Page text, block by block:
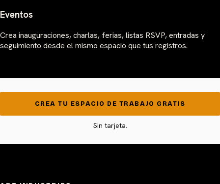
Eventos
Crea inauguraciones, charlas, ferias, listas RSVP, entradas y
seguimiento desde el mismo espacio que tus registros.
CREA TU ESPACIO DE TRABAJO GRATIS
Sin tarjeta.